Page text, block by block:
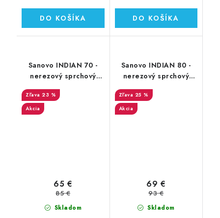
DO KOŠÍKA DO KOŠÍKA
Sanovo INDIAN 70 -
nerezový sprchový
23 %
Akcia
Skladom
65 €
85 €
Sanovo INDIAN 80 -
nerezový sprchový
25 %
Akcia
Skladom
69 €
93 €